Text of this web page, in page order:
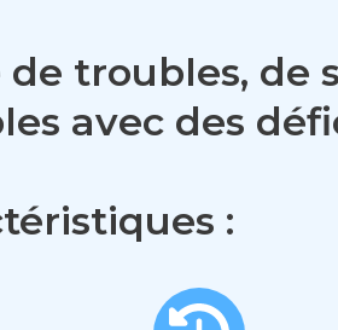
troubles, de
avec des
: